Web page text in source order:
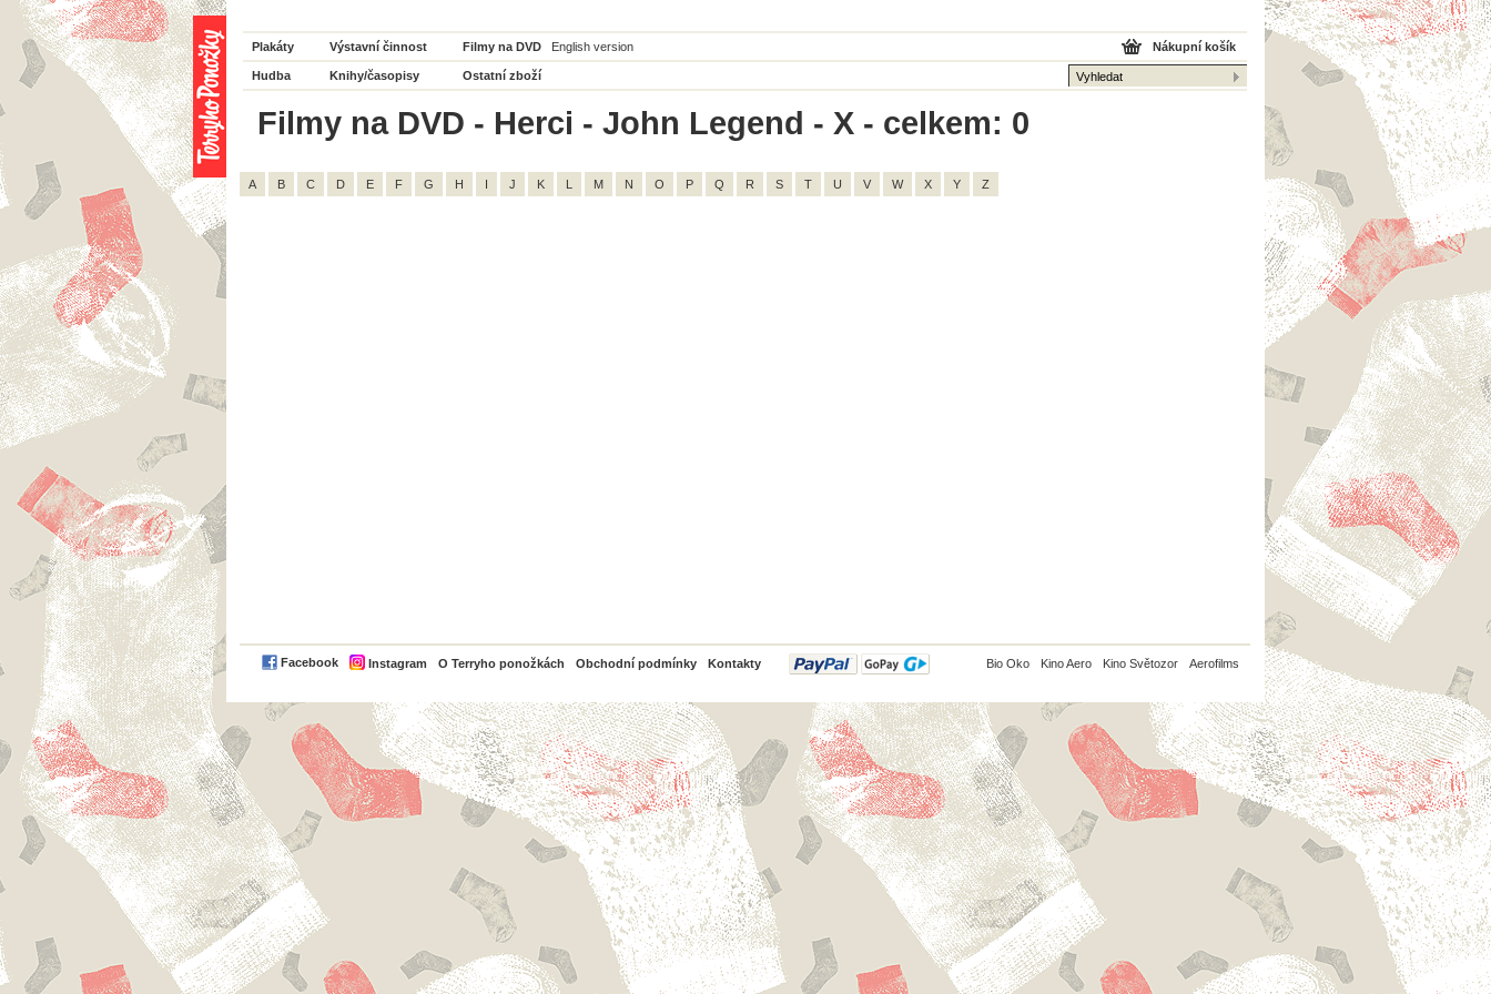
Plakáty Výstavní činnost Filmy na DVD English version
Hudba Knihy/časopisy Ostatní zboží
Nákupní košík
Filmy na DVD - Herci - John Legend - X - celkem: 0
A B C D E F G H I J K L M N O P Q R S T U V W X Y Z
Facebook Instagram O Terryho ponožkách Obchodní podmínky Kontakty
PayPal Bio Oko Kino Aero Kino Světozor Aerofilms